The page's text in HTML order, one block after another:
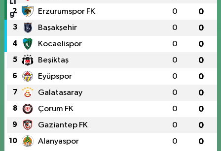
2 Erzurumspor FK 0 0
3 Başakşehir 0 0
4 Kocaelispor 0 0
5 Beşiktaş 0 0
6 Eyüpspor 0 0
7 Galatasaray 0 0
8 Çorum FK 0 0
9 Gaziantep FK 0 0
10 Alanyaspor 0 0